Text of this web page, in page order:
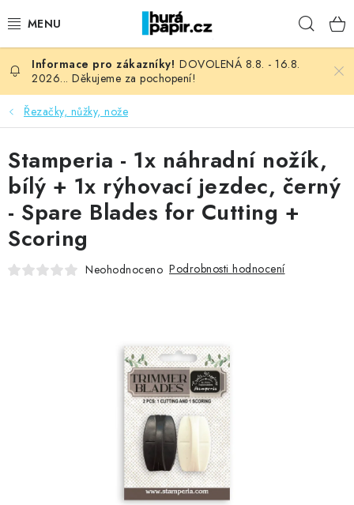
na
NOVINKY
HURÁ DÍLNA
VŠECHNO ZBOŽÍ
KNIHAŘSKÝ MATERIÁL
KURZY NATY LYSAK
OBLÍBENÉ ♥️
Moje objednávka
Obchodní podmínky
Podmínky ochrany osobních údajů
Ověřování recenzí
DOVOLENÁ 8.8. - 16.8.
2026... Děkujeme za pochopení!
Řezačky, nůžky, nože
Stamperia - 1x náhradní nožík,
bílý + 1x rýhovací jezdec, černý
- Spare Blades for Cutting +
Scoring
Neohodnoceno Podrobnosti hodnocení